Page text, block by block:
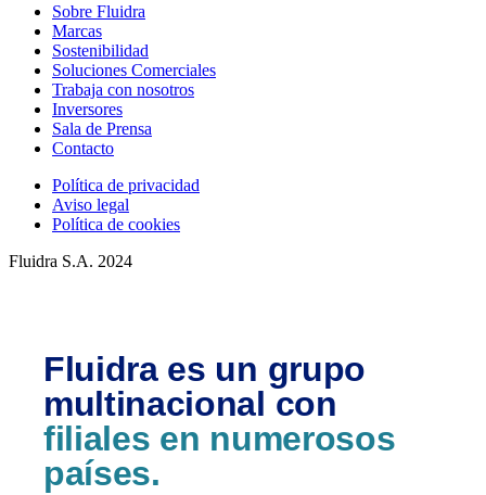
Sobre Fluidra
Marcas
Sostenibilidad
Soluciones Comerciales
Trabaja con nosotros
Inversores
Sala de Prensa
Contacto
Política de privacidad
Aviso legal
Política de cookies
Fluidra S.A. 2024
Fluidra es un grupo
multinacional con
filiales en numerosos
países.